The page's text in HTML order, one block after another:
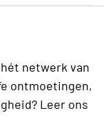
netwerk van
ontmoetingen,
Leer ons